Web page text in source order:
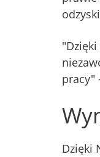
pracy"
Dzięki